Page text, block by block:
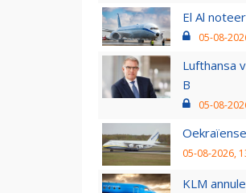
El Al
05-08-
Lufthansa
B
05-08-
05-08-2026,
KLM